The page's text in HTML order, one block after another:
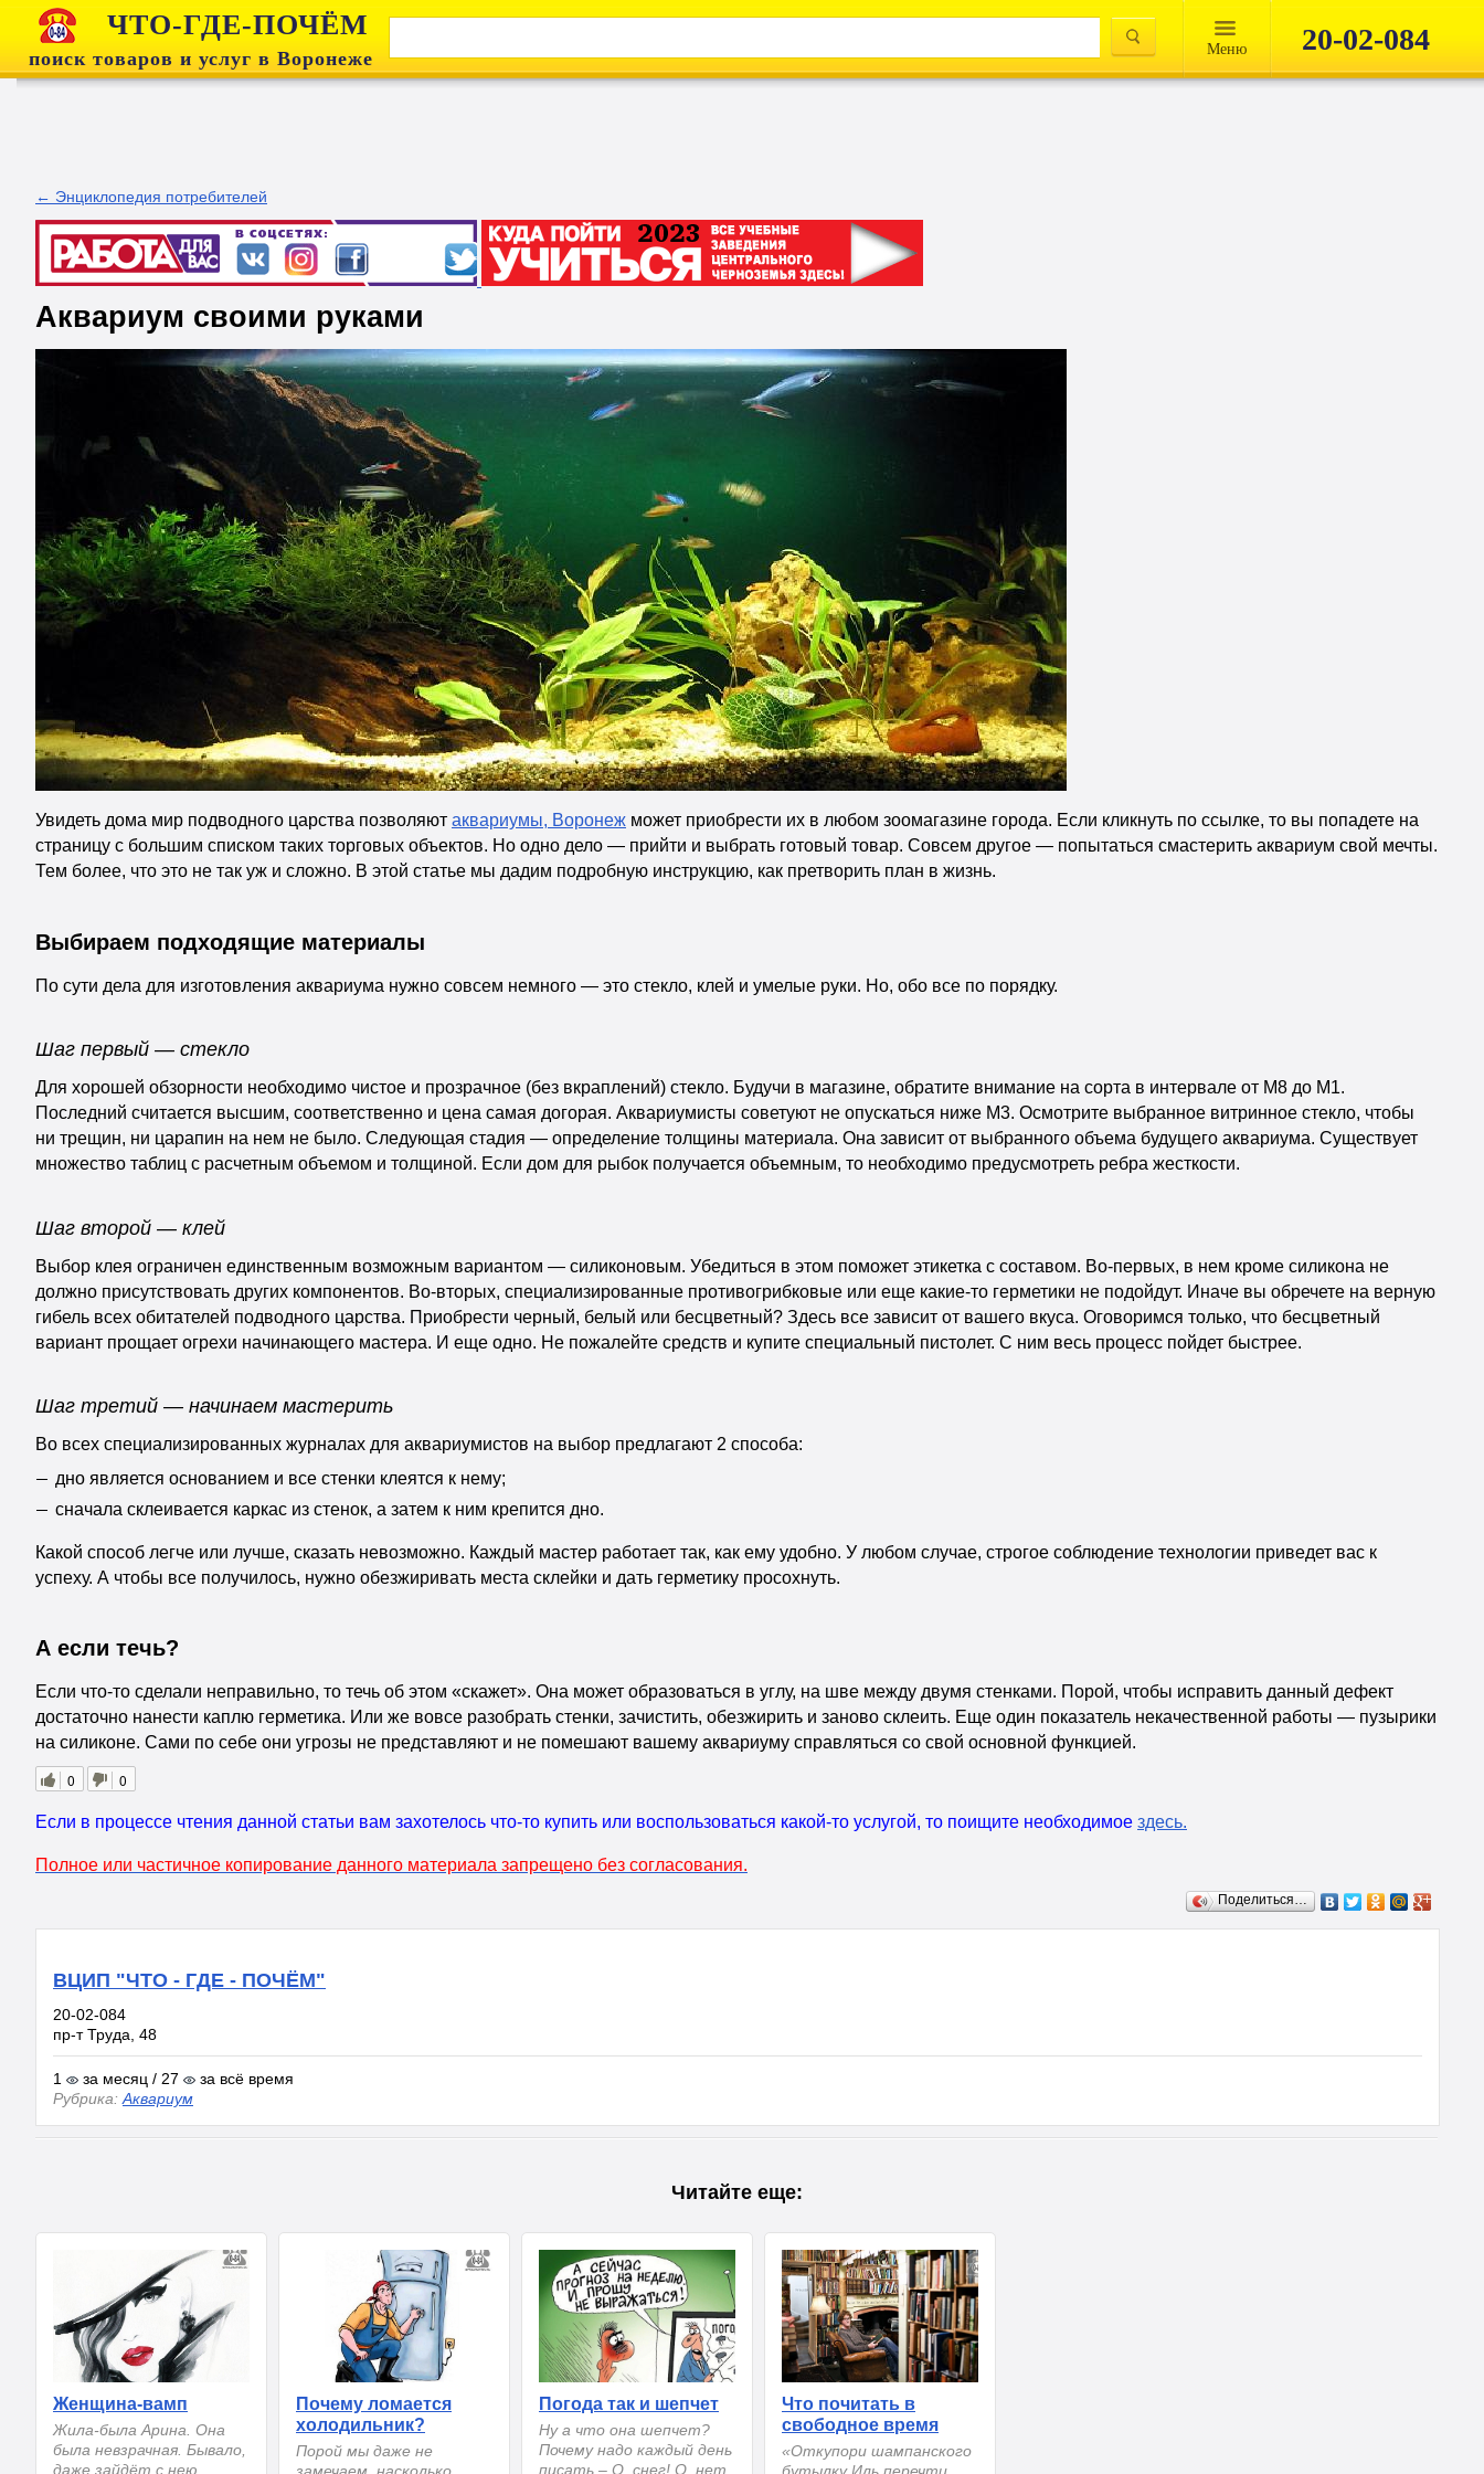
ЧТО-ГДЕ-ПОЧЁМ
поиск товаров и услуг в Воронеже Mеню 20-02-084
← Энциклопедия потребителей
Аквариум своими руками
Увидеть дома мир подводного царства позволяют аквариумы, Воронеж может приобрести их в любом зоомагазине города. Если кликнуть по ссылке, то вы попадете на
страницу с большим списком таких торговых объектов. Но одно дело — прийти и выбрать готовый товар. Совсем другое — попытаться смастерить аквариум свой мечты.
Тем более, что это не так уж и сложно. В этой статье мы дадим подробную инструкцию, как претворить план в жизнь.
Выбираем подходящие материалы
По сути дела для изготовления аквариума нужно совсем немного — это стекло, клей и умелые руки. Но, обо все по порядку.
Шаг первый — стекло
Для хорошей обзорности необходимо чистое и прозрачное (без вкраплений) стекло. Будучи в магазине, обратите внимание на сорта в интервале от М8 до М1.
Последний считается высшим, соответственно и цена самая догорая. Аквариумисты советуют не опускаться ниже М3. Осмотрите выбранное витринное стекло, чтобы
ни трещин, ни царапин на нем не было. Следующая стадия — определение толщины материала. Она зависит от выбранного объема будущего аквариума. Существует
множество таблиц с расчетным объемом и толщиной. Если дом для рыбок получается объемным, то необходимо предусмотреть ребра жесткости.
Шаг второй — клей
Выбор клея ограничен единственным возможным вариантом — силиконовым. Убедиться в этом поможет этикетка с составом. Во-первых, в нем кроме силикона не
должно присутствовать других компонентов. Во-вторых, специализированные противогрибковые или еще какие-то герметики не подойдут. Иначе вы обречете на верную
гибель всех обитателей подводного царства. Приобрести черный, белый или бесцветный? Здесь все зависит от вашего вкуса. Оговоримся только, что бесцветный
вариант прощает огрехи начинающего мастера. И еще одно. Не пожалейте средств и купите специальный пистолет. С ним весь процесс пойдет быстрее.
Шаг третий — начинаем мастерить
Во всех специализированных журналах для аквариумистов на выбор предлагают 2 способа:
дно является основанием и все стенки клеятся к нему;
сначала склеивается каркас из стенок, а затем к ним крепится дно.
Какой способ легче или лучше, сказать невозможно. Каждый мастер работает так, как ему удобно. У любом случае, строгое соблюдение технологии приведет вас к
успеху. А чтобы все получилось, нужно обезжиривать места склейки и дать герметику просохнуть.
А если течь?
Если что-то сделали неправильно, то течь об этом «скажет». Она может образоваться в углу, на шве между двумя стенками. Порой, чтобы исправить данный дефект
достаточно нанести каплю герметика. Или же вовсе разобрать стенки, зачистить, обезжирить и заново склеить. Еще один показатель некачественной работы — пузырики
на силиконе. Сами по себе они угрозы не представляют и не помешают вашему аквариуму справляться со свой основной функцией.
0
0
Если в процессе чтения данной статьи вам захотелось что-то купить или воспользоваться какой-то услугой, то поищите необходимое здесь.
Полное или частичное копирование данного материала запрещено без согласования.
Поделиться…
ВЦИП "ЧТО - ГДЕ - ПОЧЁМ"
20-02-084
пр-т Труда, 48
1 за месяц / 27
за всё время
Рубрика: Аквариум
Читайте еще:
Женщина-вамп
Жила-была Арина. Она
была невзрачная. Бывало,
даже зайдёт с нею
Почему ломается
холодильник?
Порой мы даже не
замечаем, насколько
Погода так и шепчет
Ну а что она шепчет?
Почему надо каждый день
писать – О, снег! О, нет
Что почитать в
свободное время
«Откупори шампанского
бутылку Иль перечти